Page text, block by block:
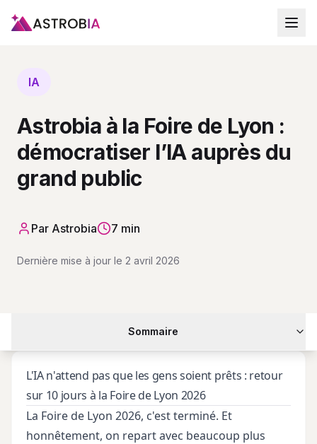
IA
Astrobia à la Foire de Lyon :
démocratiser l’IA auprès du
grand public
Par Astrobia 7 min
Dernière mise à jour le 2 avril 2026
Sommaire
L'IA n'attend pas que les gens soient prêts : retour
sur 10 jours à la Foire de Lyon 2026
La Foire de Lyon 2026, c'est terminé. Et
honnêtement, on repart avec beaucoup plus